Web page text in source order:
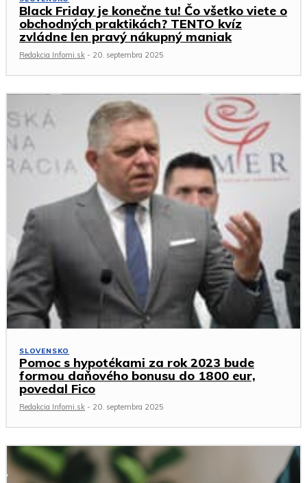
Black Friday je konečne tu! Čo všetko viete o
obchodných praktikách? TENTO kvíz
zvládne len pravý nákupný maniak
Redakcia Infomi.sk - 20. septembra 2025
SLOVENSKO
Pomoc s hypotékami za rok 2023 bude
formou daňového bonusu do 1800 eur,
povedal Fico
Redakcia Infomi.sk - 20. septembra 2025